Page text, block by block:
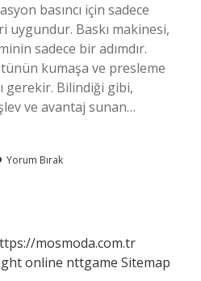
basıncı için sadece
uygundur. Baskı makinesi,
sadece bir adımdır.
kumaşa ve presleme
gerekir. Bilindiği gibi,
ve avantaj sunan…
Yorum Bırak
mosmoda.com.tr
online nttgame Sitemap